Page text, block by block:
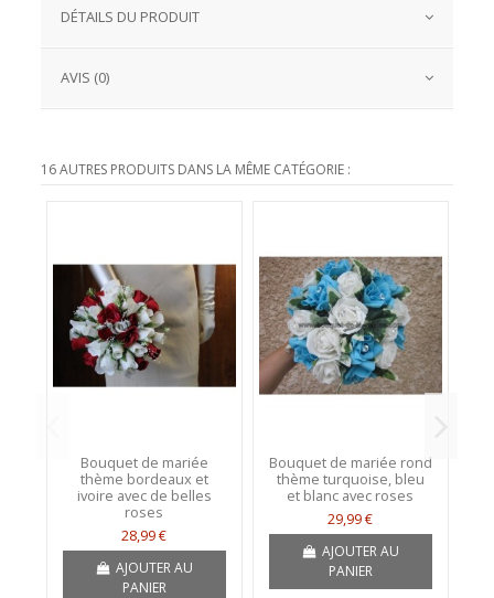
DÉTAILS DU PRODUIT
AVIS (0)
16 AUTRES PRODUITS DANS LA MÊME CATÉGORIE :
Bouquet de mariée
thème bordeaux et
ivoire avec de belles
roses
28,99 €
AJOUTER AU
PANIER
Bouquet de mariée rond
thème turquoise, bleu
et blanc avec roses
29,99 €
AJOUTER AU
PANIER